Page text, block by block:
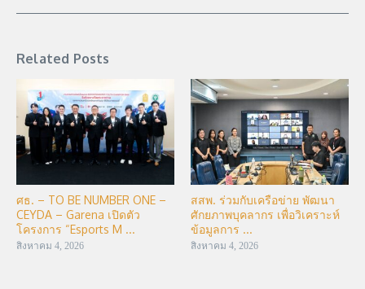
Related Posts
ศธ. – TO BE NUMBER ONE –
CEYDA – Garena เปิดตัว
โครงการ “Esports M ...
สิงหาคม 4, 2026
สสพ. ร่วมกับเครือข่าย พัฒนา
ศักยภาพบุคลากร เพื่อวิเคราะห์
ข้อมูลการ ...
สิงหาคม 4, 2026